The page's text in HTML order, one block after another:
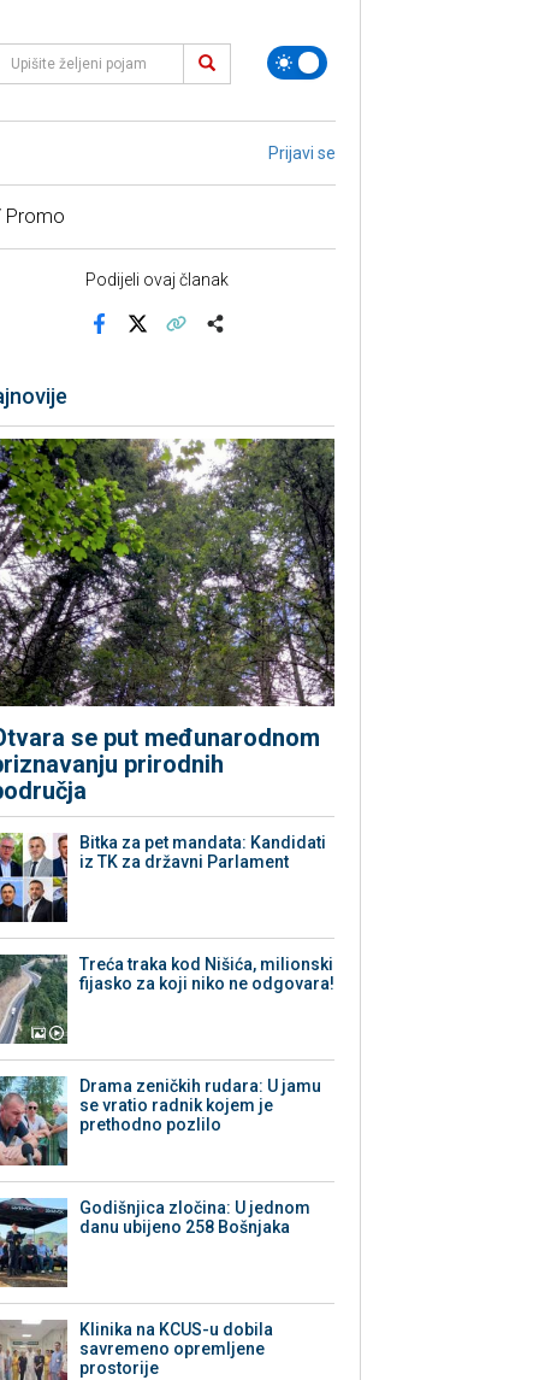
Prijavi se
Promo
Podijeli ovaj članak
se put međunarodnom
prirodnih
Bitka za pet mandata: Kandidati
iz TK za državni Parlament
Treća traka kod Nišića, milionski
fijasko za koji niko ne odgovara!
Drama zeničkih rudara: U jamu
se vratio radnik kojem je
prethodno pozlilo
Godišnjica zločina: U jednom
danu ubijeno 258 Bošnjaka
Klinika na KCUS-u dobila
savremeno opremljene
prostorije